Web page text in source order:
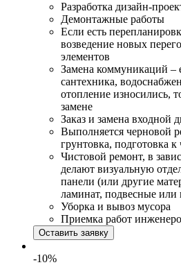
Разработка дизайн-
Демонтажные работы
Если есть
возведение новых
элементов
Замена коммуникаций –
сантехника,
отопление износились,
замене
Заказ и замена входной
Выполняется черновой
грунтовка, подготовка
Чистовой ремонт, в
делают визуальную
панели (или другие
ламинат, подвесные или
Уборка и вывоз мусора
Приемка работ
Оставить заявку
-10%